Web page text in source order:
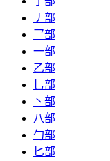
丿部
乛部
一部
乙部
乚部
丶部
八部
勹部
匕部